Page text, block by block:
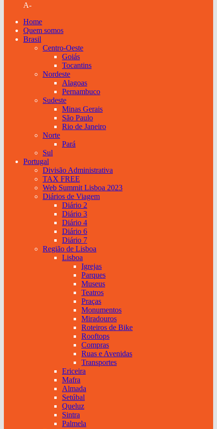
A-
Home
Quem somos
Brasil
Centro-Oeste
Goiás
Tocantins
Nordeste
Alagoas
Pernambuco
Sudeste
Minas Gerais
São Paulo
Rio de Janeiro
Norte
Pará
Sul
Portugal
Divisão Administrativa
TAX FREE
Web Summit Lisboa 2023
Diários de Viagem
Diário 2
Diário 3
Diário 4
Diário 6
Diário 7
Região de Lisboa
Lisboa
Igrejas
Parques
Museus
Teatros
Praças
Monumentos
Miradouros
Roteiros de Bike
Rooftops
Compras
Ruas e Avenidas
Transportes
Ericeira
Mafra
Almada
Setúbal
Queluz
Sintra
Palmela